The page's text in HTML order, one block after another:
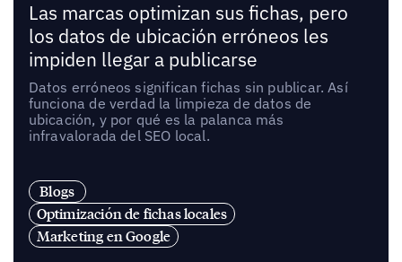
Las marcas optimizan sus fichas, pero
los datos de ubicación erróneos les
impiden llegar a publicarse
Datos erróneos significan fichas sin publicar. Así
funciona de verdad la limpieza de datos de
ubicación, y por qué es la palanca más
infravalorada del SEO local.
Blogs
Optimización de fichas locales
Marketing en Google